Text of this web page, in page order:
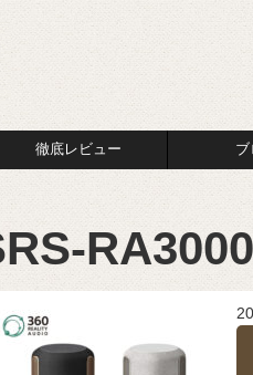
徹底レビュー ブ
RA3000